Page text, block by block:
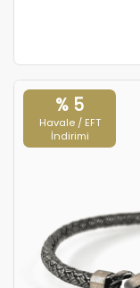
% 5
Havale / EFT
İndirimi